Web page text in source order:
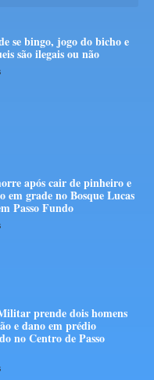
se bingo, jogo do bicho e
são ilegais ou não
após cair de pinheiro e
em grade no Bosque Lucas
Passo Fundo
prende dois homens
e dano em prédio
no Centro de Passo